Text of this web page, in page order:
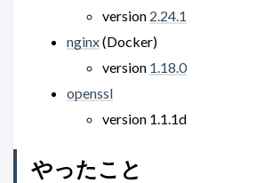
version 2.24.1
nginx(Docker)
version 1.18.0
openssl
version 1.1.1d
やったこと